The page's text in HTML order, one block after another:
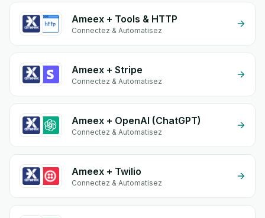
Ameex + Tools & HTTP
Connectez & Automatisez
Ameex + Stripe
Connectez & Automatisez
Ameex + OpenAI (ChatGPT)
Connectez & Automatisez
Ameex + Twilio
Connectez & Automatisez